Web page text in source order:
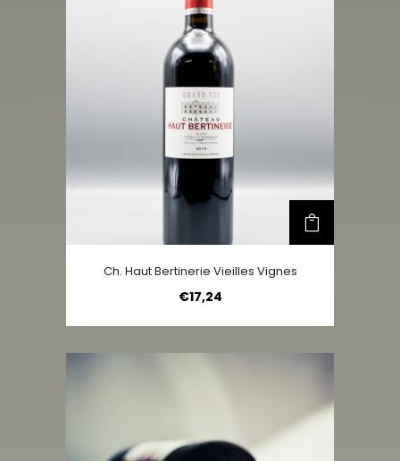
Ch. Haut Bertinerie Vieilles Vignes
€17,24